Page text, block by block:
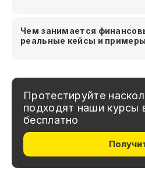
Чем занимается
реальные кейсы и примеры
Протестируйте
подходят наши курсы
бесплатно